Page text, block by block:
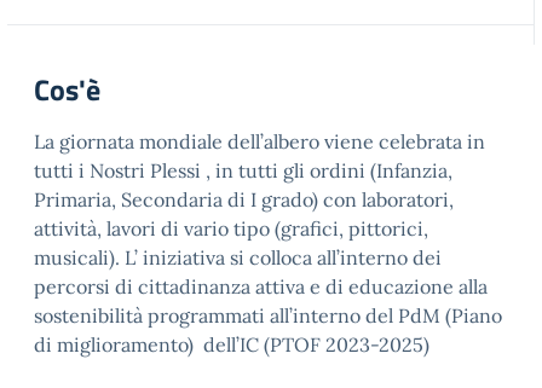
Cos'è
La giornata mondiale dell’albero viene celebrata in
tutti i Nostri Plessi , in tutti gli ordini (Infanzia,
Primaria, Secondaria di I grado) con laboratori,
attività, lavori di vario tipo (grafici, pittorici,
musicali). L’ iniziativa si colloca all’interno dei
percorsi di cittadinanza attiva e di educazione alla
sostenibilità programmati all’interno del PdM (Piano
di miglioramento) dell’IC (PTOF 2023-2025)